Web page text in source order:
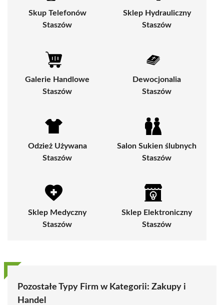
Skup Telefonów
Staszów
Sklep Hydrauliczny
Staszów
Galerie Handlowe
Staszów
Dewocjonalia
Staszów
Odzież Używana
Staszów
Salon Sukien ślubnych
Staszów
Sklep Medyczny
Staszów
Sklep Elektroniczny
Staszów
Pozostałe Typy Firm w Kategorii: Zakupy i
Handel